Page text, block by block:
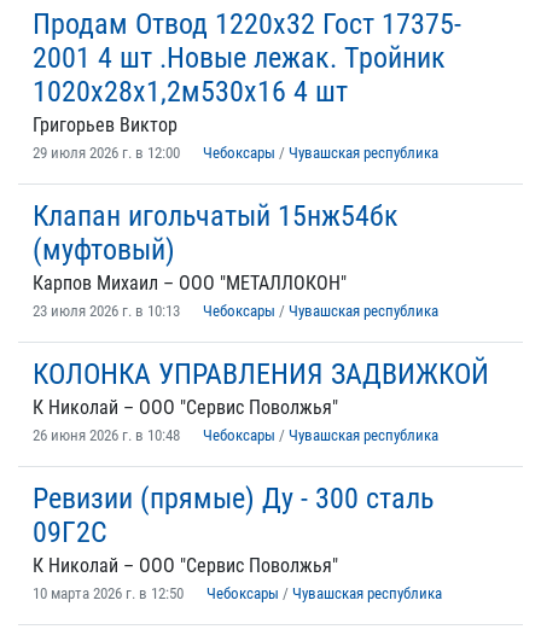
Продам Отвод 1220х32 Гост 17375-
2001 4 шт .Новые лежак. Тройник
1020х28х1,2м530х16 4 шт
Григорьев Виктор
29 июля 2026 г. в 12:00 Чебоксары / Чувашская республика
Клапан игольчатый 15нж54бк
(муфтовый)
Карпов Михаил – ООО "МЕТАЛЛОКОН"
23 июля 2026 г. в 10:13 Чебоксары / Чувашская республика
КОЛОНКА УПРАВЛЕНИЯ ЗАДВИЖКОЙ
К Николай – ООО "Сервис Поволжья"
26 июня 2026 г. в 10:48 Чебоксары / Чувашская республика
Ревизии (прямые) Ду - 300 сталь
09Г2С
К Николай – ООО "Сервис Поволжья"
10 марта 2026 г. в 12:50 Чебоксары / Чувашская республика